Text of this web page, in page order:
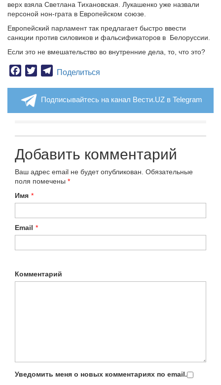
верх взяла Светлана Тихановская. Лукашенко уже назвали
персоной нон-грата в Европейском союзе.
Европейский парламент так предлагает быстро ввести
санкции против силовиков и фальсификаторов в Белоруссии.
Если это не вмешательство во внутренние дела, то, что это?
Facebook
TwitterTelegram
Поделиться
Подписывайтесь на канал Вести.UZ в Telegram
Добавить комментарий
Ваш адрес email не будет опубликован. Обязательные
поля помечены *
Имя *
Email *
Комментарий
Уведомить меня о новых комментариях по email.